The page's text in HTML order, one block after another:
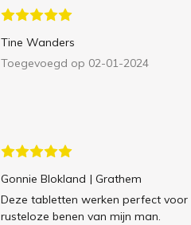
Tine Wanders
Toegevoegd op 02-01-2024
Gonnie Blokland | Grathem
Deze tabletten werken perfect voor
rusteloze benen van mijn man.